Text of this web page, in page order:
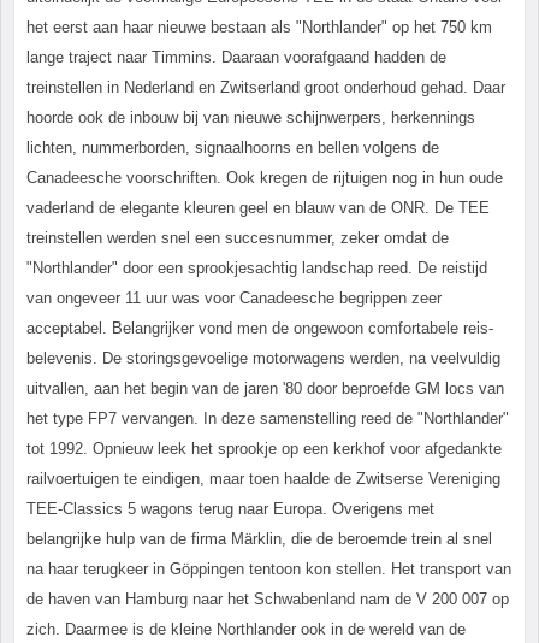
het eerst aan haar nieuwe bestaan als "Northlander" op het 750 km
lange traject naar Timmins. Daaraan voorafgaand hadden de
treinstellen in Nederland en Zwitserland groot onderhoud gehad. Daar
hoorde ook de inbouw bij van nieuwe schijnwerpers, herkennings
lichten, nummerborden, signaalhoorns en bellen volgens de
Canadeesche voorschriften. Ook kregen de rijtuigen nog in hun oude
vaderland de elegante kleuren geel en blauw van de ONR. De TEE
treinstellen werden snel een succesnummer, zeker omdat de
"Northlander" door een sprookjesachtig landschap reed. De reistijd
van ongeveer 11 uur was voor Canadeesche begrippen zeer
acceptabel. Belangrijker vond men de ongewoon comfortabele reis-
belevenis. De storingsgevoelige motorwagens werden, na veelvuldig
uitvallen, aan het begin van de jaren '80 door beproefde GM locs van
het type FP7 vervangen. In deze samenstelling reed de "Northlander"
tot 1992. Opnieuw leek het sprookje op een kerkhof voor afgedankte
railvoertuigen te eindigen, maar toen haalde de Zwitserse Vereniging
TEE-Classics 5 wagons terug naar Europa. Overigens met
belangrijke hulp van de firma Märklin, die de beroemde trein al snel
na haar terugkeer in Göppingen tentoon kon stellen. Het transport van
de haven van Hamburg naar het Schwabenland nam de V 200 007 op
zich. Daarmee is de kleine Northlander ook in de wereld van de